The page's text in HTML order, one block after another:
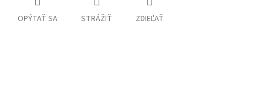
OPÝTAŤ SA STRÁŽIŤ ZDIEĽAŤ